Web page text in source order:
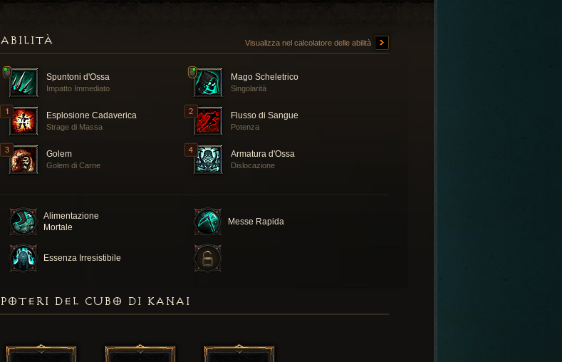
ABILITÀ Visualizza nel calcolatore delle abilità
Spuntoni d'Ossa
Impatto Immediato
Mago Scheletrico
Singolarità
Esplosione Cadaverica
Strage di Massa
Flusso di Sangue
Potenza
Golem
Golem di Carne
Armatura d'Ossa
Dislocazione
Alimentazione
Mortale
Messe Rapida
Essenza Irresistibile
POTERI DEL CUBO DI KANAI